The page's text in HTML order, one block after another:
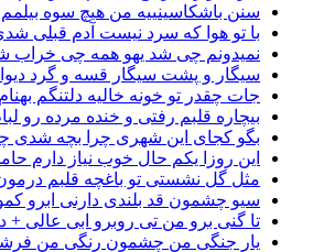
سنن باشکاسینییه من هیچ سوه بیلمم
با تو هوا که سرد نیست آدم قبلی شدی
نمیدونم چی شد یهو همه چی خراب
سیگار و پشت سیگار قسه و گرد
جات چقدر تو خونه خالیه دلتنگم
بیچاره قلبم رفتی و خنده مرده رو
بگو کجای این شهری چرا بچه شدی چرا
این روزا یکم حال خوب نیاز دارم
مثل گل نشستی تو باغچه قلبم
سیو چشمون قد بلندی دارنی ابرو
تا گنی برو من تی روبرو ابی عالی +
یار جنگی من چشمون رنگی من فرشاد